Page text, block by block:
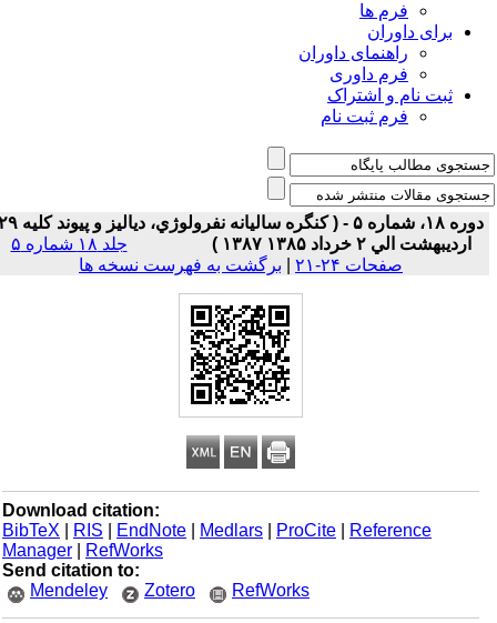
فرم ها
برای داوران
راهنمای داوران
فرم داوری
ثبت نام و اشتراک
فرم ثبت نام
دوره ۱۸، شماره ۵ - ( کنگره ساليانه نفرولوژي، دياليز و پيوند کليه ۲۹
ارديبهشت الي ۲ خرداد ۱۳۸۵ ۱۳۸۷ )
جلد ۱۸ شماره ۵
صفحات ۲۴-۲۱
| برگشت به فهرست نسخه ها
Download citation:
BibTeX
| RIS |EndNote |Medlars |ProCite |Reference
Manager
|RefWorks
Send citation to:
Mendeley
Zotero RefWorks